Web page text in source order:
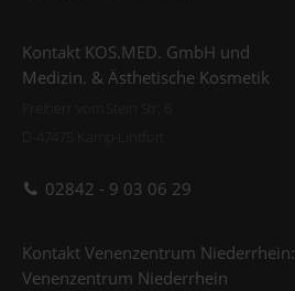
Kontakt KOS.MED. GmbH und
Medizin. & Ästhetische Kosmetik
02842 - 9 03 06 29
Kontakt Venenzentrum Niederrhein:
Venenzentrum Niederrhein